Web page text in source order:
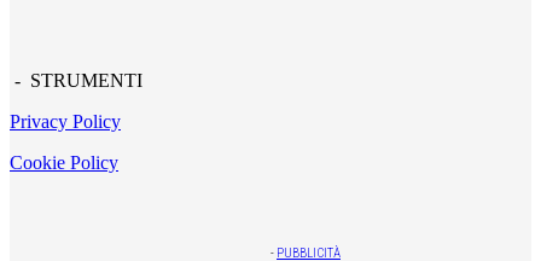
- STRUMENTI
Privacy Policy
Cookie Policy
- PUBBLICITÀ